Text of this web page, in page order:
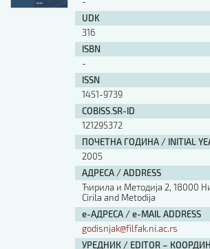
UDK
316
ISBN
-
ISSN
1451-9739
COBISS.SR-ID
121295372
ПОЧЕТНА ГОДИНА / INITIAL
2005
АДРЕСА / ADDRESS
Ћирила и Методија 2, 18000
Cirila and Metodija
е-АДРЕСА / e-MAIL ADDRESS
godisnjak@filfak.ni.ac.rs
УРЕДНИК / EDITOR –